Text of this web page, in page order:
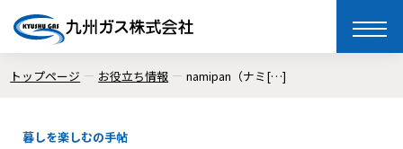
toggle
トップページ お役立ち情報 namipan（ナミ[…]
暮しを楽しむの手帖